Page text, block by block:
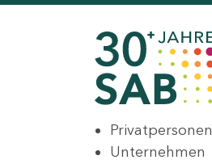
Privatpersonen
Unternehmen